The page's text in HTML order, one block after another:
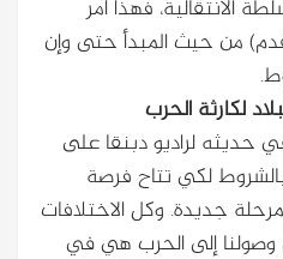
الانتقالية، فهذا أمر
من حيث المبدأ حتى وإن
لكارثة الحرب
حديثه لراديو دبنقا على
لكي تتاح فرصة
جديدة. وكل الاختلافات
إلى الحرب هي في